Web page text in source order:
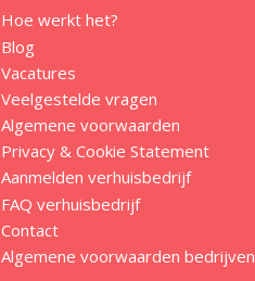
Hoe werkt het?
Blog
Vacatures
Veelgestelde vragen
Algemene voorwaarden
Privacy & Cookie Statement
Aanmelden verhuisbedrijf
FAQ verhuisbedrijf
Contact
Algemene voorwaarden bedrijven